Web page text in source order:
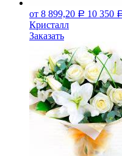
от 8 899,20 Р 10 350
Кристалл
Заказать